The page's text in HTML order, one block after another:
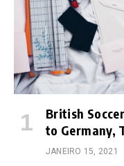
British
to Germany,
JANEIRO 15, 2021